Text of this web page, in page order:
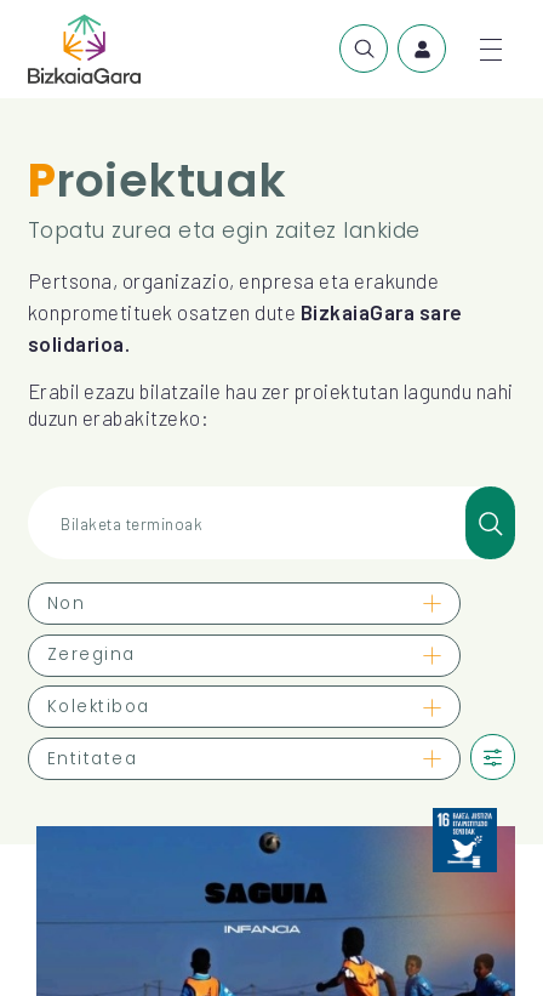
Proiektuak
Topatu zurea eta egin zaitez lankide
Pertsona, organizazio, enpresa eta erakunde
konprometituek osatzen dute BizkaiaGara sare
solidarioa.
Erabil ezazu bilatzaile hau zer proiektutan lagundu nahi
duzun erabakitzeko:
Bilaketa terminoak
Non
Zeregina
Kolektiboa
Entitatea